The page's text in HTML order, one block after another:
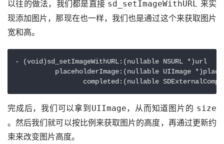
以往的做法，我们都是直接 sd_setImageWithURL 来实
现添加图片，那现在也一样，我们也是通过这个来获取图片
宽和高。
- (void)sd_setImageWithURL:(nullable NSURL *)url
placeholderImage:(nullable UIImage
完成后，我们可以拿到 UIImage，从而知道图片的 size
。然后我们就可以按比例来获取图片的高度，再通过更新约
束来改变图片高度。